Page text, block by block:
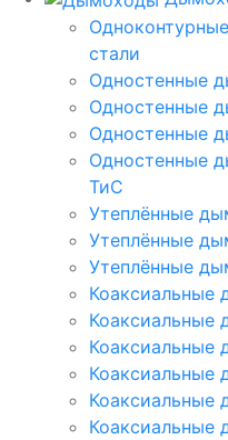
стали
Одностенные
Одностенные
Одностенные
Одностенные
ТиС
Утеплённые
Утеплённые
Утеплённые
Коаксиальные
Коаксиальные